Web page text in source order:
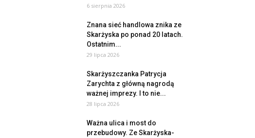
6 sierpnia 2026
Znana sieć handlowa znika ze
Skarżyska po ponad 20 latach.
Ostatnim...
29 lipca 2026
Skarżyszczanka Patrycja
Zarychta z główną nagrodą
ważnej imprezy. I to nie...
28 lipca 2026
Ważna ulica i most do
przebudowy. Ze Skarżyska-